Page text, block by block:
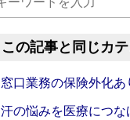
この記事と同じカ
窓口業務の保険外化あ
汗の悩みを医療につな